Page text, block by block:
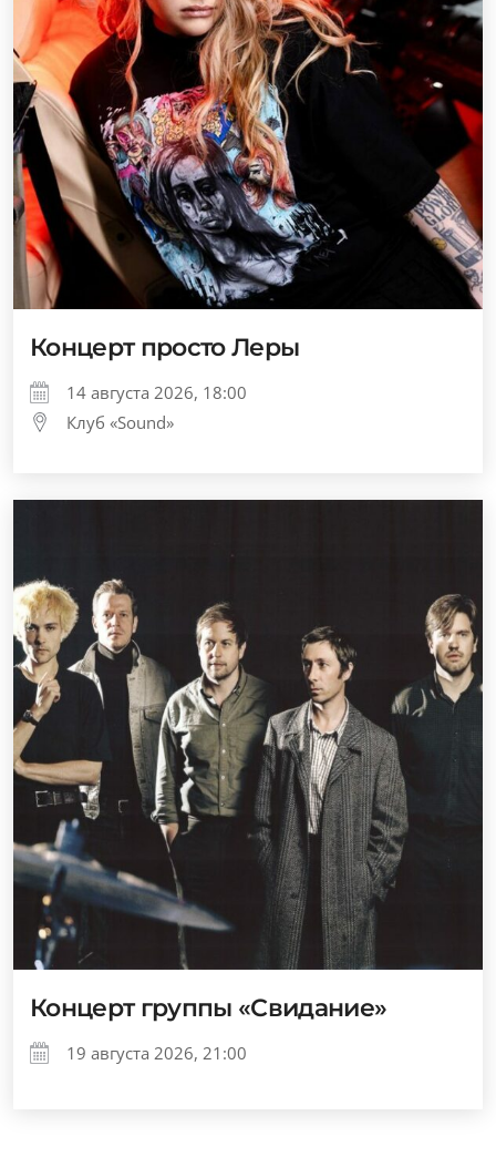
Концерт просто Леры
14 августа 2026, 18:00
Клуб «Sound»
Концерт группы «Свидание»
19 августа 2026, 21:00